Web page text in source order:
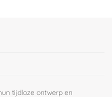
tijdloze ontwerp en